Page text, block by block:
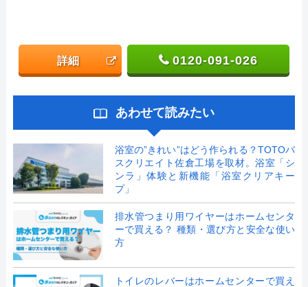
詳細 0120-091-026
あわせて読みたい
浴室の”きれい”はどう作られる？TOTOバ
スクリエイト佐倉工場を取材。浴室「シ
ンラ」体験と新機能「浴室クリアキー
プ」
排水管つまり用ワイヤーはホームセンタ
ーで買える？ 種類・選び方と安全な使い
方
トイレのレバーはホームセンターで買え